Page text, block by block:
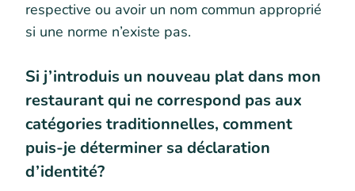
respective ou avoir un nom commun approprié
si une norme n’existe pas.
Si j’introduis un nouveau plat dans mon
restaurant qui ne correspond pas aux
catégories traditionnelles, comment
puis-je déterminer sa déclaration
d’identité?